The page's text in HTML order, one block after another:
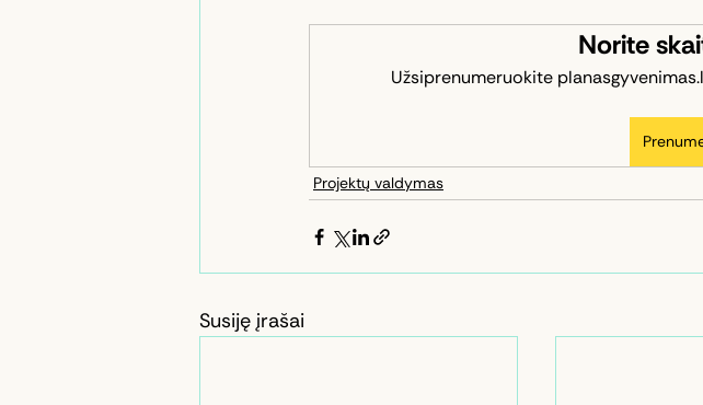
Norite
Užsiprenumeruokite
Projektų valdymas
Susiję įrašai